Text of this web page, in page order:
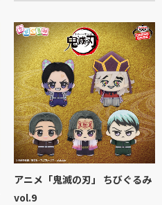
アニメ「鬼滅の刃」 ちびぐるみ
vol.9